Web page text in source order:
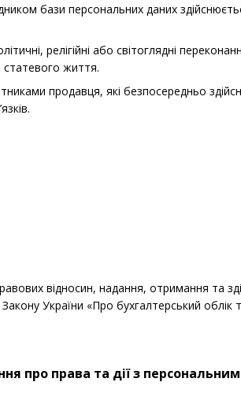
бази персональних даних
релігійні або світоглядні
статевого життя.
продавця, які безпосередньо
відносин, надання, отримання та
України «Про бухгалтерський облік
про права та дії з